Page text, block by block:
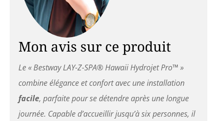
Mon avis sur ce produit
Le « Bestway LAY-Z-SPA® Hawaii Hydrojet Pro™ »
combine élégance et confort avec une installation
facile, parfaite pour se détendre après une longue
journée. Capable d’accueillir jusqu’à six personnes, il